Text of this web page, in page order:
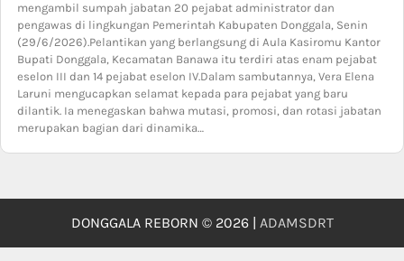
mengambil sumpah jabatan 20 pejabat administrator dan
pengawas di lingkungan Pemerintah Kabupaten Donggala, Senin
(29/6/2026).Pelantikan yang berlangsung di Aula Kasiromu Kantor
Bupati Donggala, Kecamatan Banawa itu terdiri atas enam pejabat
eselon III dan 14 pejabat eselon IV.Dalam sambutannya, Vera Elena
Laruni mengucapkan selamat kepada para pejabat yang baru
dilantik. Ia menegaskan bahwa mutasi, promosi, dan rotasi jabatan
merupakan bagian dari dinamika…
DONGGALA REBORN © 2026 | ADAMSDRT